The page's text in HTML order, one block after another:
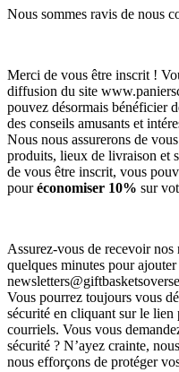
Nous sommes ravis de nous
Merci de vous être inscrit !
diffusion du site
pouvez désormais bénéficier
des conseils amusants et
Nous nous assurerons de
produits, lieux de livraison et
de vous être inscrit, vous
pouréconomiser 10% sur
Assurez-vous de recevoir
quelques minutes pour
Vous pourrez toujours vous
sécurité en cliquant sur le lien
courriels. Vous vous
sécurité ? N’ayez crainte,
nous efforçons de protéger